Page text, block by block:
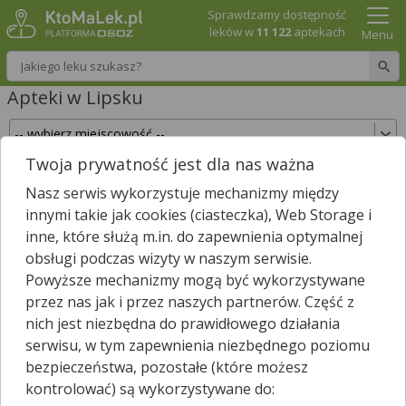
Wpisz nazwę leku
Sprawdzamy dostępność
leków w11 122aptekach Menu
Apteki w Lipsku
Sprawdź, które apteki w Lipsku posiadają Twój
lek i zarezerwuj go już teraz!
Wpisz nazwę leku
W Lipsku jest 5 aptek.
Wybierz typ aptek
Twoja prywatność jest dla nas ważna
Nasz serwis wykorzystuje mechanizmy między
innymi takie jak cookies (ciasteczka), Web Storage i
inne, które służą m.in. do zapewnienia optymalnej
obsługi podczas wizyty w naszym serwisie.
Powyższe mechanizmy mogą być wykorzystywane
przez nas jak i przez naszych partnerów. Część z
nich jest niezbędna do prawidłowego działania
serwisu, w tym zapewnienia niezbędnego poziomu
bezpieczeństwa, pozostałe (które możesz
kontrolować) są wykorzystywane do: